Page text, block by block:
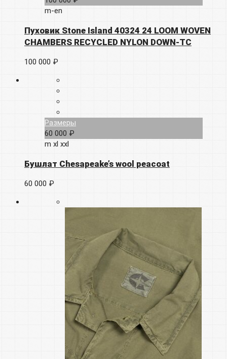
m-en
Пуховик Stone Island 40324 24 LOOM WOVEN
CHAMBERS RECYCLED NYLON DOWN-TC
100 000 ₽
Размеры
60 000 ₽
m xl xxl
Бушлат Chesapeake’s wool peacoat
60 000 ₽